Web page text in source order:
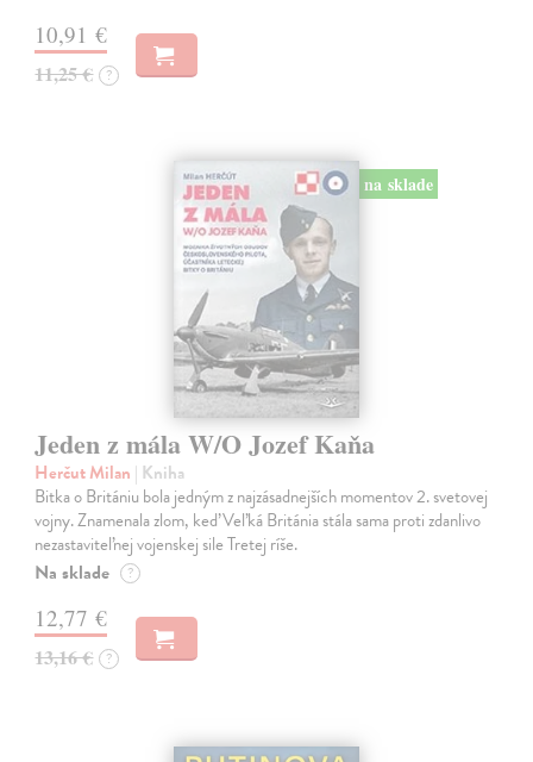
10,91 €
11,25 € ?
na sklade
Jeden z mála W/O Jozef Kaňa
Herčut Milan | Kniha
Bitka o Britániu bola jedným z najzásadnejších momentov 2. svetovej
vojny. Znamenala zlom, keď Veľká Británia stála sama proti zdanlivo
nezastaviteľnej vojenskej sile Tretej ríše.
Na sklade ?
12,77 €
13,16 € ?